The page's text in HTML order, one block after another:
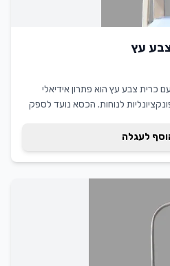
עץ
עם כרית צבע עץ הוא פתרון אידיאלי
לנוחות. הכסא נועד לספק
הכסא מצויד בכרית מרופדת אשר
מתקפל עם כרית צבע עץ מקצועי
וגמיש, המותאם לצרכיהם
לעגלה